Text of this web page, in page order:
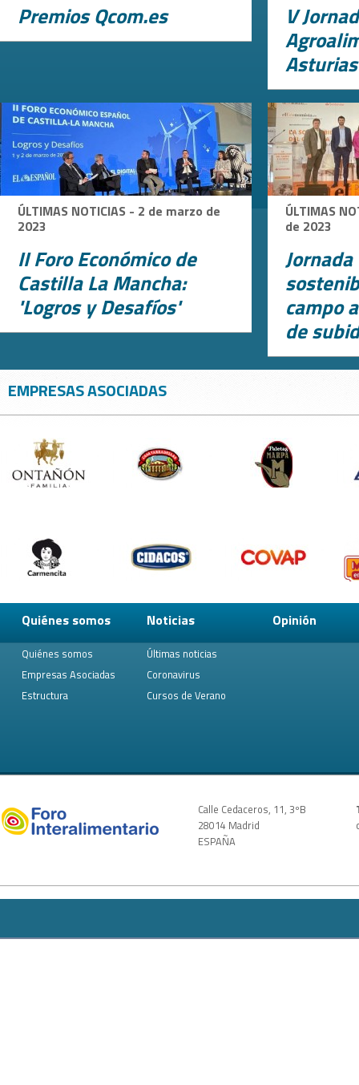
Premios Qcom.es V
Asturias
ÚLTIMAS NOTICIAS - 2 de marzo de
2023
II Foro Económico de
Castilla La Mancha:
'Logros y Desafíos'
ÚLTIMAS
de 2023
Jornada
campo
de
EMPRESAS ASOCIADAS
Quiénes somos
Quiénes somos
Empresas Asociadas
Estructura
Noticias
Últimas noticias
Coronavirus
Cursos de Verano
Opinión
Calle Cedaceros, 11, 3ºB
28014 Madrid
ESPAÑA